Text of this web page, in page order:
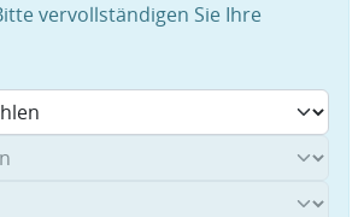
vervollständigen Sie Ihre